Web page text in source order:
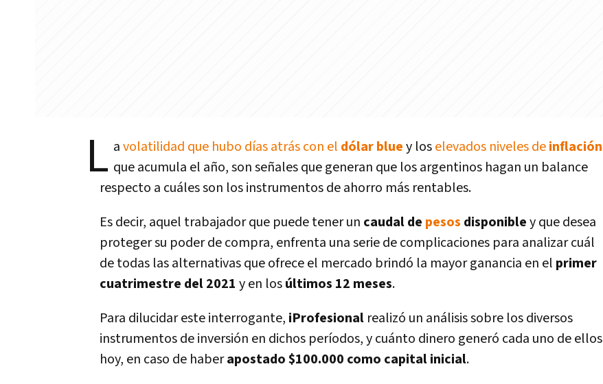
L avolatilidad que hubo días atrás con el dólar bluey loselevados niveles deinflación
que acumula el año, son señales que generan que los argentinos hagan un balance
respecto a cuáles son los instrumentos de ahorro más rentables.
Es decir, aquel trabajador que puede tener un caudal de pesos disponibley que desea
proteger su poder de compra, enfrenta una serie de complicaciones para analizar cuál
de todas las alternativas que ofrece el mercado brindó la mayor ganancia en el primer
cuatrimestre del 2021 y en losúltimos 12 meses.
Para dilucidar este interrogante, iProfesional realizó un análisis sobre los diversos
instrumentos de inversión en dichos períodos, y cuánto dinero generó cada uno de ellos
hoy, en caso de haberapostado $100.000 como capital inicial.